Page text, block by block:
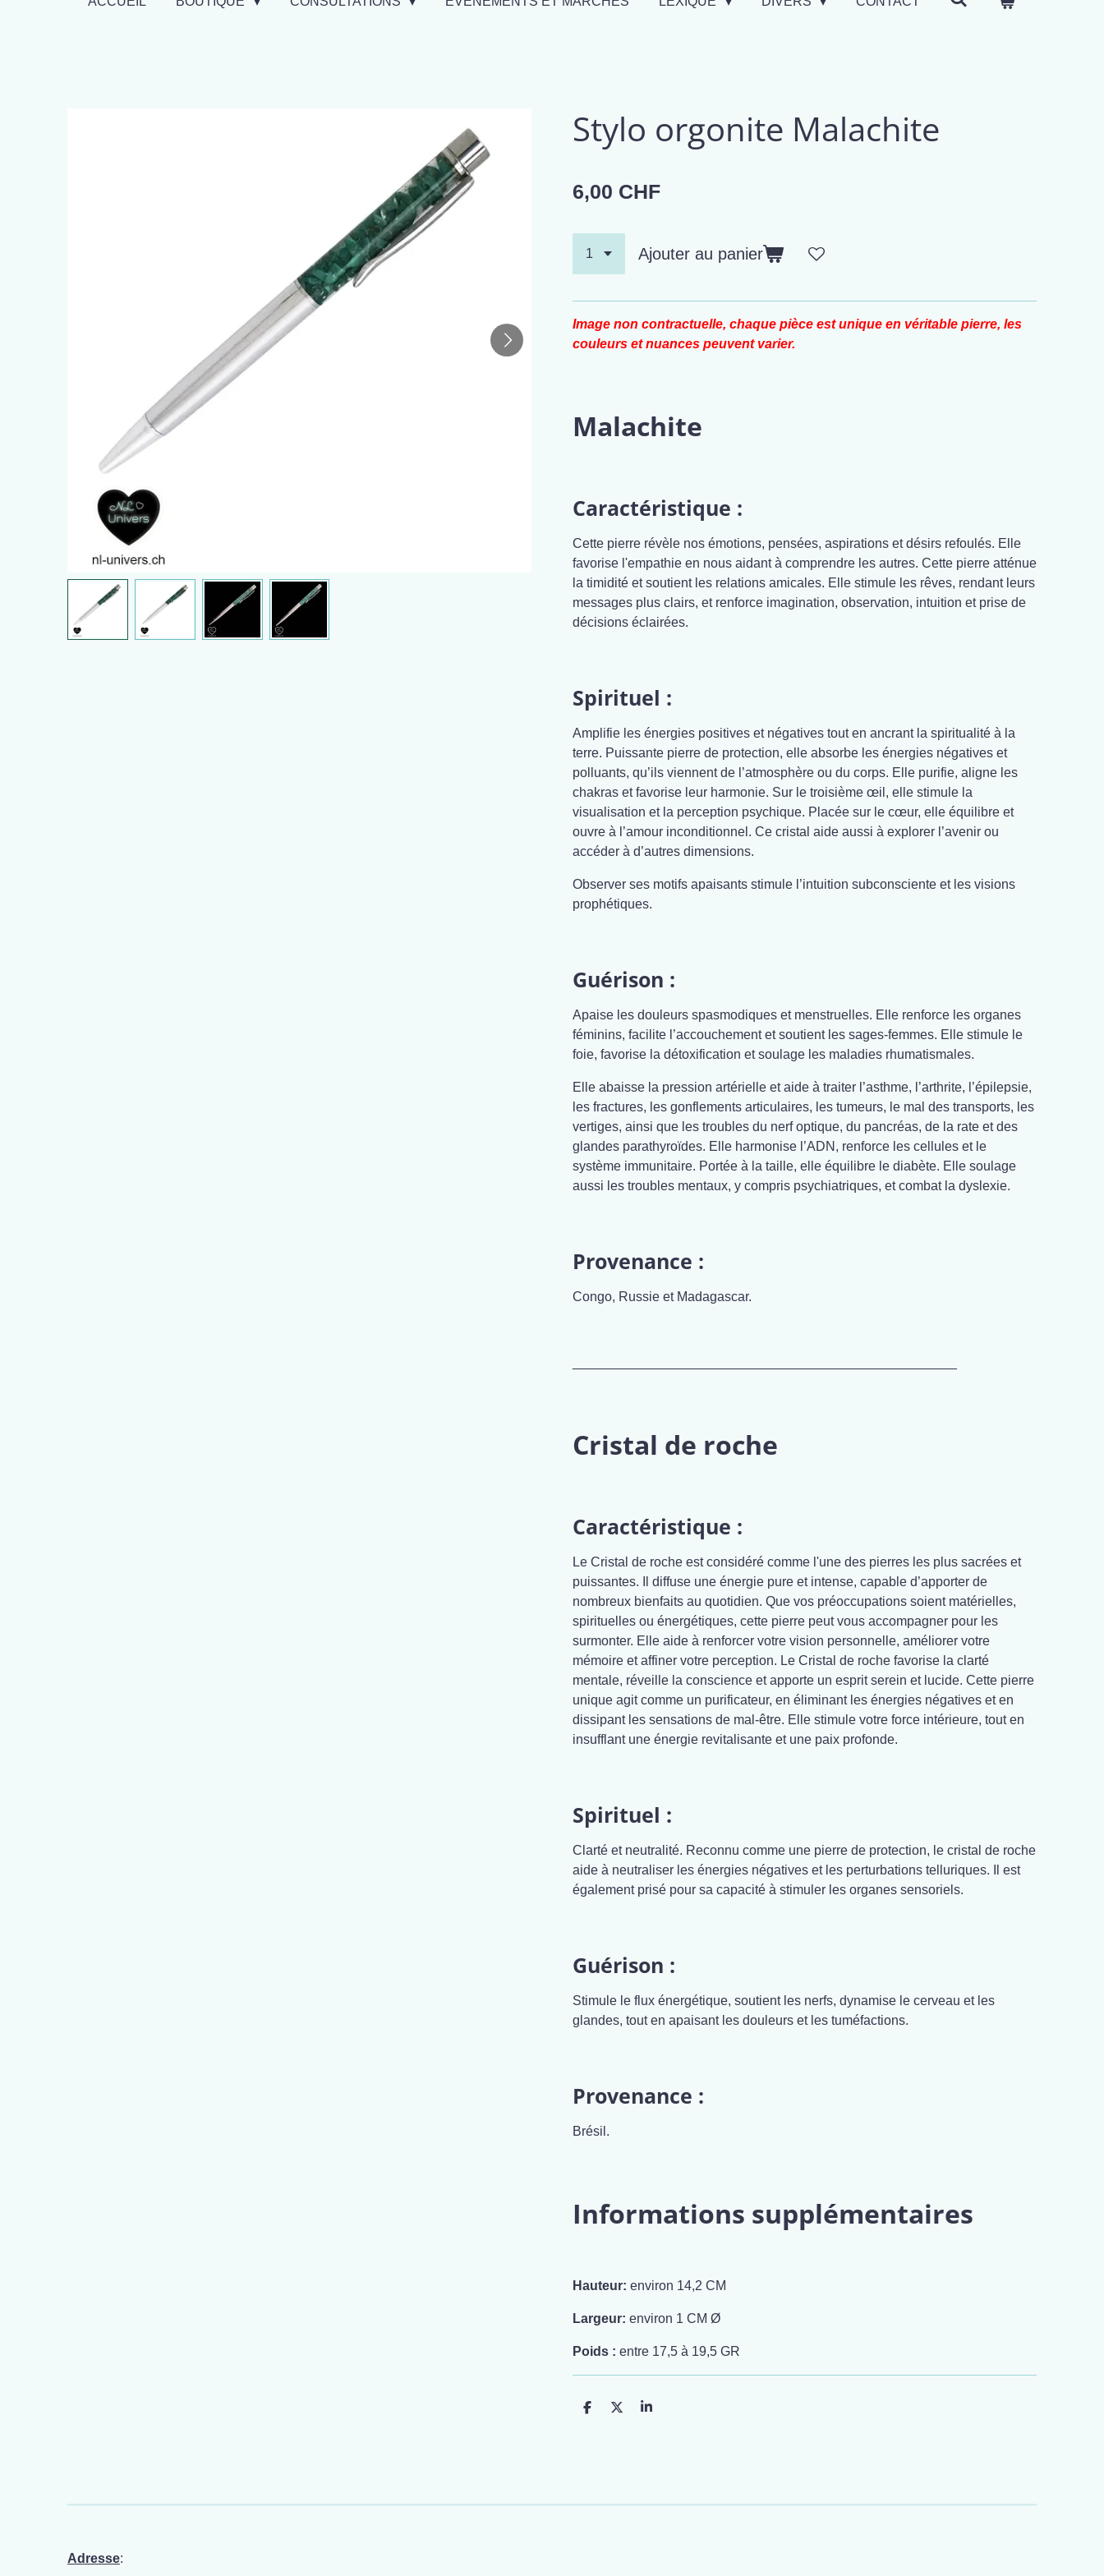
Stylo orgonite Malachite
6,00 CHF
Ajouter au panier
Image non contractuelle, chaque pièce est unique en véritable pierre, les
couleurs et nuances peuvent varier.
Malachite
Caractéristique :
Cette pierre révèle nos émotions, pensées, aspirations et désirs refoulés. Elle
favorise l'empathie en nous aidant à comprendre les autres. Cette pierre atténue
la timidité et soutient les relations amicales. Elle stimule les rêves, rendant leurs
messages plus clairs, et renforce imagination, observation, intuition et prise de
décisions éclairées.
Spirituel :
Amplifie les énergies positives et négatives tout en ancrant la spiritualité à la
terre. Puissante pierre de protection, elle absorbe les énergies négatives et
polluants, qu’ils viennent de l’atmosphère ou du corps. Elle purifie, aligne les
chakras et favorise leur harmonie. Sur le troisième œil, elle stimule la
visualisation et la perception psychique. Placée sur le cœur, elle équilibre et
ouvre à l’amour inconditionnel. Ce cristal aide aussi à explorer l’avenir ou
accéder à d’autres dimensions.
Observer ses motifs apaisants stimule l’intuition subconsciente et les visions
prophétiques.
Guérison :
Apaise les douleurs spasmodiques et menstruelles. Elle renforce les organes
féminins, facilite l’accouchement et soutient les sages-femmes. Elle stimule le
foie, favorise la détoxification et soulage les maladies rhumatismales.
Elle abaisse la pression artérielle et aide à traiter l’asthme, l’arthrite, l’épilepsie,
les fractures, les gonflements articulaires, les tumeurs, le mal des transports, les
vertiges, ainsi que les troubles du nerf optique, du pancréas, de la rate et des
glandes parathyroïdes. Elle harmonise l’ADN, renforce les cellules et le
système immunitaire. Portée à la taille, elle équilibre le diabète. Elle soulage
aussi les troubles mentaux, y compris psychiatriques, et combat la dyslexie.
Provenance :
Congo, Russie et Madagascar.
Cristal de roche
Caractéristique :
Le Cristal de roche est considéré comme l'une des pierres les plus sacrées et
puissantes. Il diffuse une énergie pure et intense, capable d’apporter de
nombreux bienfaits au quotidien. Que vos préoccupations soient matérielles,
spirituelles ou énergétiques, cette pierre peut vous accompagner pour les
surmonter. Elle aide à renforcer votre vision personnelle, améliorer votre
mémoire et affiner votre perception. Le Cristal de roche favorise la clarté
mentale, réveille la conscience et apporte un esprit serein et lucide. Cette pierre
unique agit comme un purificateur, en éliminant les énergies négatives et en
dissipant les sensations de mal-être. Elle stimule votre force intérieure, tout en
insufflant une énergie revitalisante et une paix profonde.
Spirituel :
Clarté et neutralité. Reconnu comme une pierre de protection, le cristal de roche
aide à neutraliser les énergies négatives et les perturbations telluriques. Il est
également prisé pour sa capacité à stimuler les organes sensoriels.
Guérison :
Stimule le flux énergétique, soutient les nerfs, dynamise le cerveau et les
glandes, tout en apaisant les douleurs et les tuméfactions.
Provenance :
Brésil.
Informations supplémentaires
Hauteur: environ 14,2 CM
Largeur: environ 1 CM Ø
Poids : entre 17,5 à 19,5 GR
P
r
P
r
P
r
Adresse: